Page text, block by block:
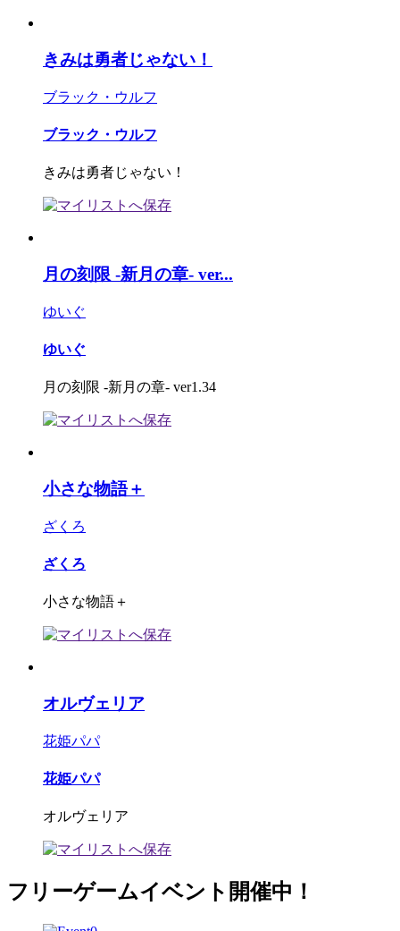
きみは勇者じゃない！
ブラック・ウルフ
ブラック・ウルフ
きみは勇者じゃない！
月の刻限 -新月の章- ver...
ゆいぐ
ゆいぐ
月の刻限 -新月の章- ver1.34
小さな物語＋
ざくろ
ざくろ
小さな物語＋
オルヴェリア
花姫パパ
花姫パパ
オルヴェリア
フリーゲームイベント開催中！